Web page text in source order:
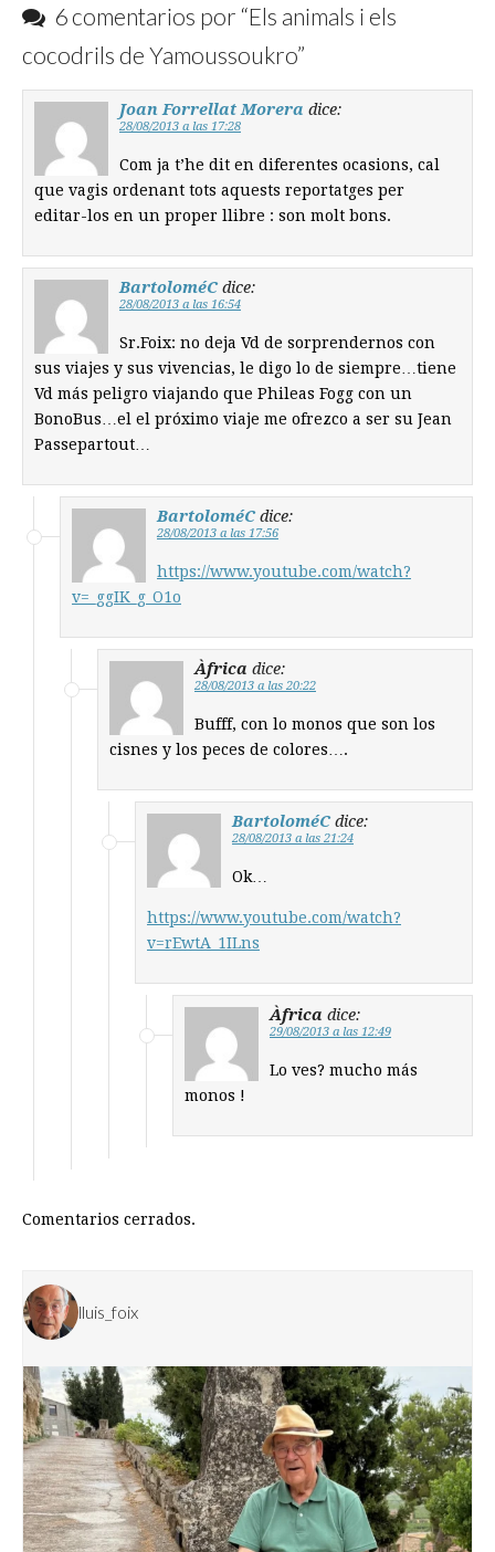
6 comentarios por “Els animals i els
cocodrils de Yamoussoukro”
Joan Forrellat Morera dice:
28/08/2013 a las 17:28
Com ja t’he dit en diferentes ocasions, cal
que vagis ordenant tots aquests reportatges per
editar-los en un proper llibre : son molt bons.
BartoloméC dice:
28/08/2013 a las 16:54
Sr.Foix: no deja Vd de sorprendernos con
sus viajes y sus vivencias, le digo lo de siempre…tiene
Vd más peligro viajando que Phileas Fogg con un
BonoBus…el el próximo viaje me ofrezco a ser su Jean
Passepartout…
BartoloméC dice:
28/08/2013 a las 17:56
https://www.youtube.com/watch?
v=_ggIK_g_O1o
Àfrica dice:
28/08/2013 a las 20:22
Bufff, con lo monos que son los
cisnes y los peces de colores….
BartoloméC dice:
28/08/2013 a las 21:24
Ok…
https://www.youtube.com/watch?
v=rEwtA_1ILns
Àfrica dice:
29/08/2013 a las 12:49
Lo ves? mucho más
monos !
Comentarios cerrados.
lluis_foix